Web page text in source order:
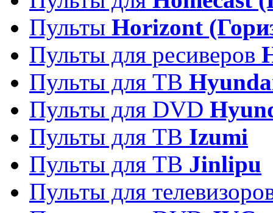
Пульты Horizont
Пульты для ресиверов
Пульты для ТВ
Пульты для DVD
Пульты для ТВ Izumi
Пульты для ТВ Jinlipu
Пульты для